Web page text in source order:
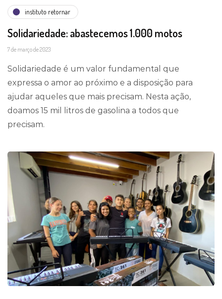
instituto retornar
Solidariedade: abastecemos 1.000 motos
7 de março de 2023
Solidariedade é um valor fundamental que
expressa o amor ao próximo e a disposição para
ajudar aqueles que mais precisam. Nesta ação,
doamos 15 mil litros de gasolina a todos que
precisam.